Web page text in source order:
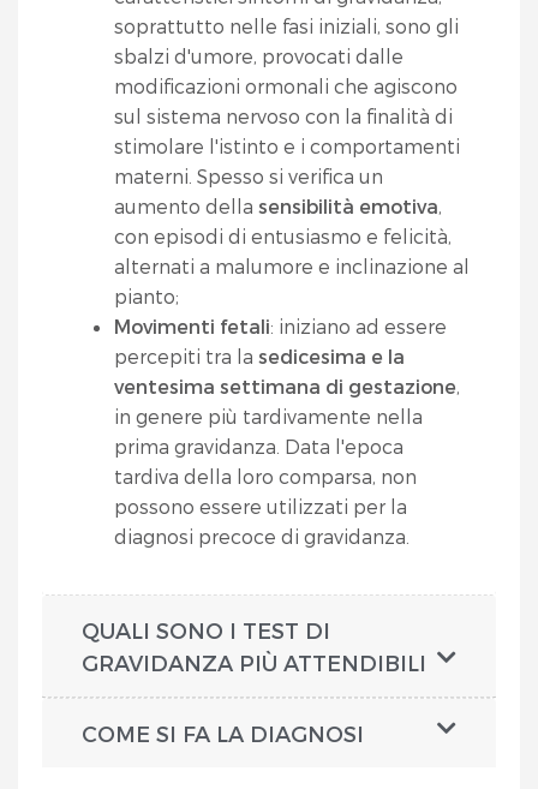
soprattutto nelle fasi iniziali, sono gli
sbalzi d'umore, provocati dalle
modificazioni ormonali che agiscono
sul sistema nervoso con la finalità di
stimolare l'istinto e i comportamenti
materni. Spesso si verifica un
aumento della sensibilità emotiva,
con episodi di entusiasmo e felicità,
alternati a malumore e inclinazione al
pianto;
Movimenti fetali: iniziano ad essere
percepiti tra la sedicesima e la
ventesima settimana di gestazione,
in genere più tardivamente nella
prima gravidanza. Data l'epoca
tardiva della loro comparsa, non
possono essere utilizzati per la
diagnosi precoce di gravidanza.
QUALI SONO I TEST DI
GRAVIDANZA PIÙ ATTENDIBILI
COME SI FA LA DIAGNOSI